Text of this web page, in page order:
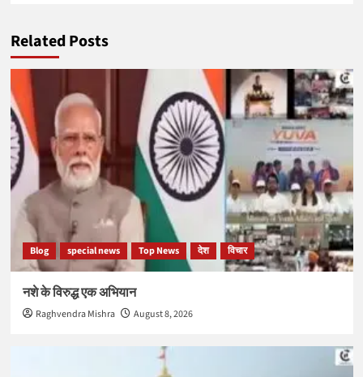
Related Posts
Blog special news Top News देश विचार
नशे के विरुद्ध एक अभियान
Raghvendra Mishra August 8, 2026